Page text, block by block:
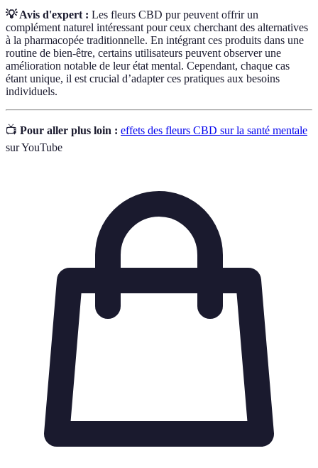
💡 Avis d'expert : Les fleurs CBD pur peuvent offrir un
complément naturel intéressant pour ceux cherchant des alternatives
à la pharmacopée traditionnelle. En intégrant ces produits dans une
routine de bien-être, certains utilisateurs peuvent observer une
amélioration notable de leur état mental. Cependant, chaque cas
étant unique, il est crucial d’adapter ces pratiques aux besoins
individuels.
📺 Pour aller plus loin : effets des fleurs CBD sur la santé mentale
sur YouTube